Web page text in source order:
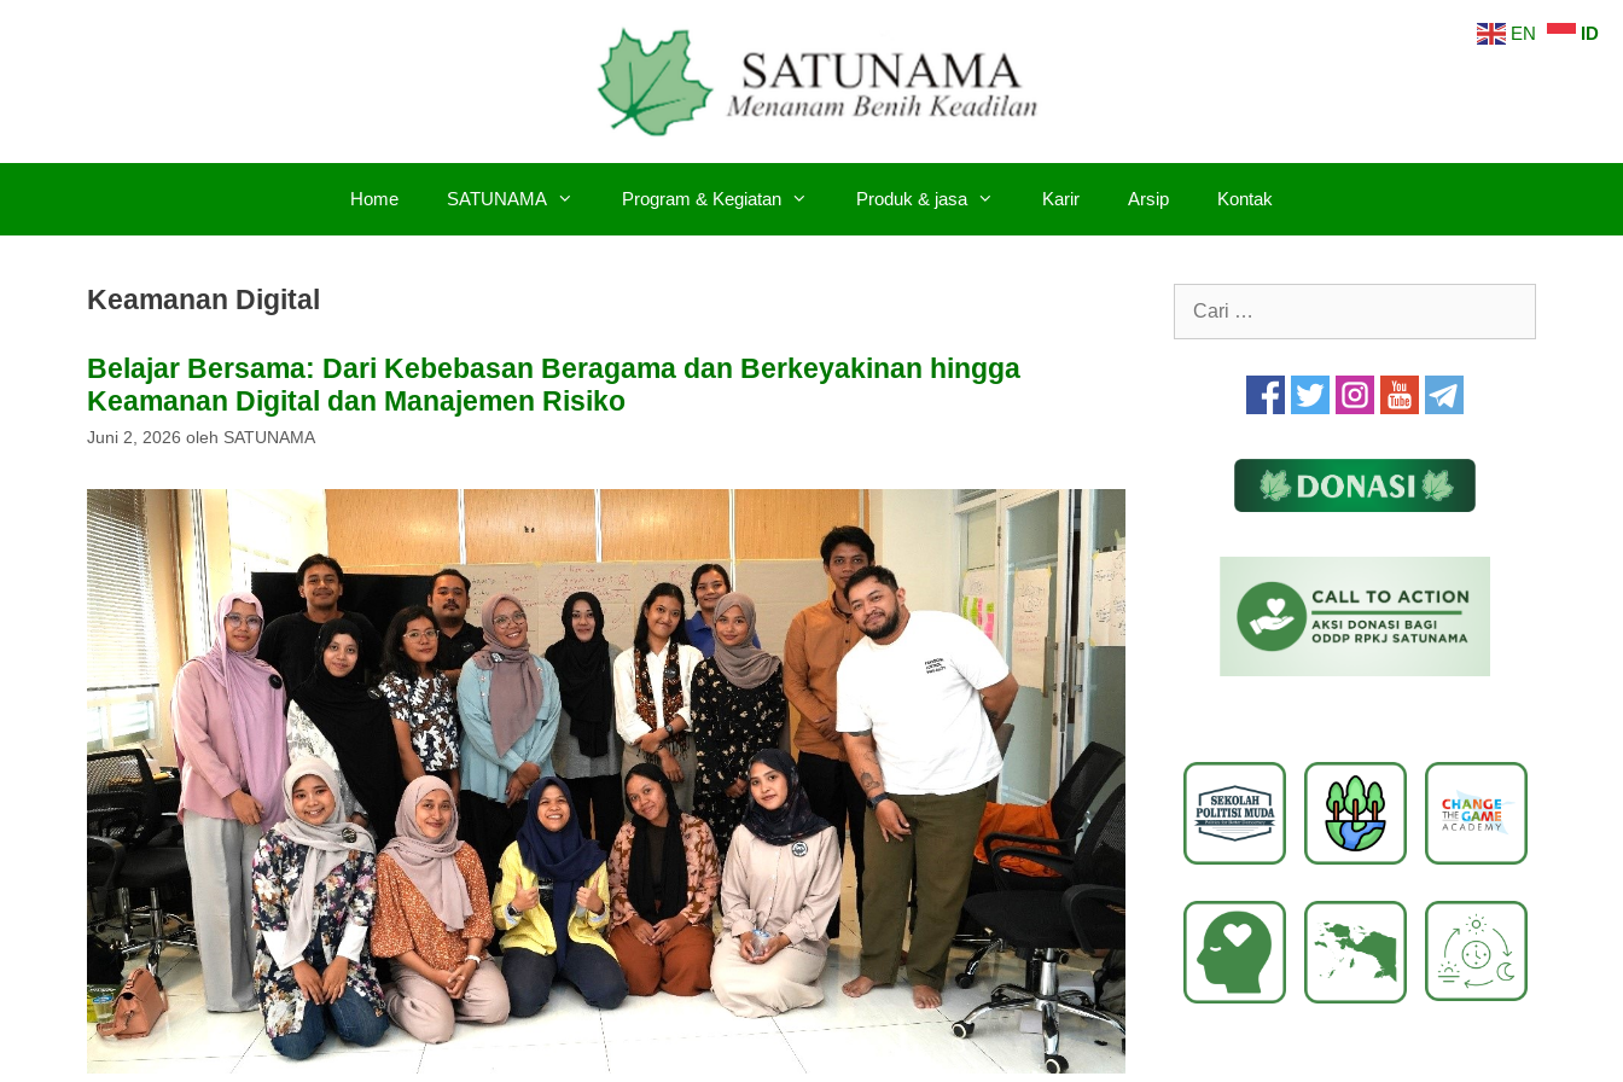
Home SATUNAMA Program & Kegiatan Produk & jasa Karir Arsip Kontak
Keamanan Digital
Belajar Bersama: Dari Kebebasan Beragama dan Berkeyakinan hingga
Keamanan Digital dan Manajemen Risiko
Juni 2, 2026 oleh SATUNAMA
Cari
EN ID